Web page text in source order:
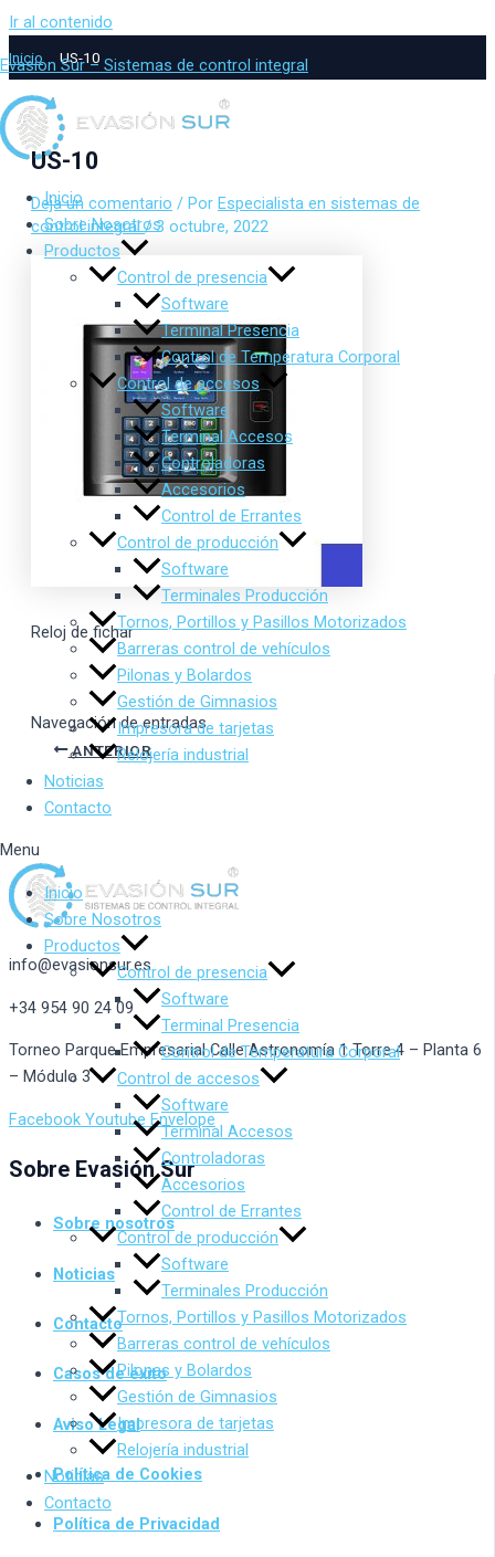
Ir al contenido
Evasion Sur – Sistemas de control integral
Inicio
Sobre Nosotros
Productos
Control de presencia
Software
Terminal Presencia
Control de Temperatura Corporal
Control de accesos
Software
Terminal Accesos
Controladoras
Accesorios
Control de Errantes
Control de producción
Software
Terminales Producción
Tornos, Portillos y Pasillos Motorizados
Barreras control de vehículos
Pilonas y Bolardos
Gestión de Gimnasios
Impresora de tarjetas
Relojería industrial
Noticias
Contacto
Menu
Inicio
Sobre Nosotros
Productos
Control de presencia
Software
Terminal Presencia
Control de Temperatura Corporal
Control de accesos
Software
Terminal Accesos
Controladoras
Accesorios
Control de Errantes
Control de producción
Software
Terminales Producción
Tornos, Portillos y Pasillos Motorizados
Barreras control de vehículos
Pilonas y Bolardos
Gestión de Gimnasios
Impresora de tarjetas
Relojería industrial
Noticias
Contacto
Inicio US-10
US-10
Deja un comentario / Por Especialista en sistemas de
control integral/3 octubre, 2022
Reloj de fichar
Navegación de entradas
ANTERIOR
info@evasionsur.es
+34 954 90 24 09
Torneo Parque Empresarial Calle Astronomía 1 Torre 4 – Planta 6
– Módulo 3
Facebook Youtube Envelope
Sobre Evasión Sur
Sobre nosotros
Noticias
Contacto
Casos de éxito
Aviso Legal
Política de Cookies
Política de Privacidad